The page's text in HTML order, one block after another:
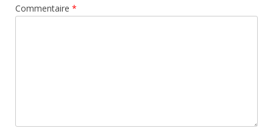
Commentaire *